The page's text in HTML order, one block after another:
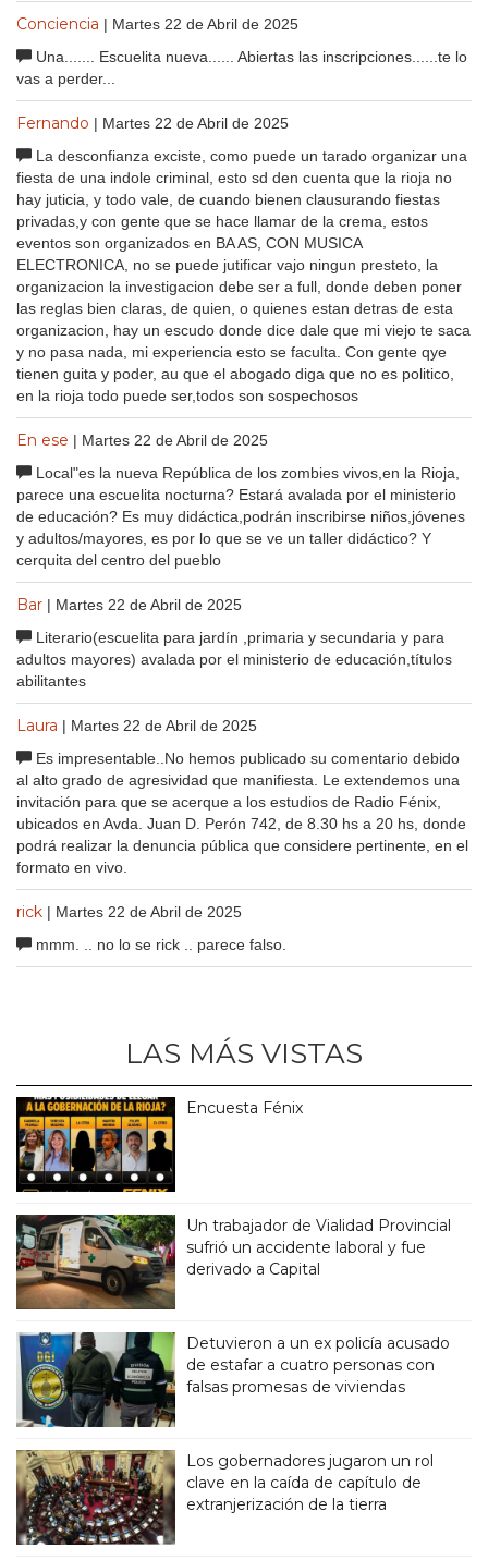
Conciencia | Martes 22 de Abril de 2025
Una....... Escuelita nueva...... Abiertas las inscripciones......te lo
vas a perder...
Fernando | Martes 22 de Abril de 2025
La desconfianza exciste, como puede un tarado organizar una
fiesta de una indole criminal, esto sd den cuenta que la rioja no
hay juticia, y todo vale, de cuando bienen clausurando fiestas
privadas,y con gente que se hace llamar de la crema, estos
eventos son organizados en BA AS, CON MUSICA
ELECTRONICA, no se puede jutificar vajo ningun presteto, la
organizacion la investigacion debe ser a full, donde deben poner
las reglas bien claras, de quien, o quienes estan detras de esta
organizacion, hay un escudo donde dice dale que mi viejo te saca
y no pasa nada, mi experiencia esto se faculta. Con gente qye
tienen guita y poder, au que el abogado diga que no es politico,
en la rioja todo puede ser,todos son sospechosos
En ese | Martes 22 de Abril de 2025
Local"es la nueva República de los zombies vivos,en la Rioja,
parece una escuelita nocturna? Estará avalada por el ministerio
de educación? Es muy didáctica,podrán inscribirse niños,jóvenes
y adultos/mayores, es por lo que se ve un taller didáctico? Y
cerquita del centro del pueblo
Bar | Martes 22 de Abril de 2025
Literario(escuelita para jardín ,primaria y secundaria y para
adultos mayores) avalada por el ministerio de educación,títulos
abilitantes
Laura | Martes 22 de Abril de 2025
Es impresentable..No hemos publicado su comentario debido
al alto grado de agresividad que manifiesta. Le extendemos una
invitación para que se acerque a los estudios de Radio Fénix,
ubicados en Avda. Juan D. Perón 742, de 8.30 hs a 20 hs, donde
podrá realizar la denuncia pública que considere pertinente, en el
formato en vivo.
rick | Martes 22 de Abril de 2025
mmm. .. no lo se rick .. parece falso.
LAS MÁS VISTAS
Encuesta Fénix
Un trabajador de Vialidad Provincial
sufrió un accidente laboral y fue
derivado a Capital
Detuvieron a un ex policía acusado
de estafar a cuatro personas con
falsas promesas de viviendas
Los gobernadores jugaron un rol
clave en la caída de capítulo de
extranjerización de la tierra